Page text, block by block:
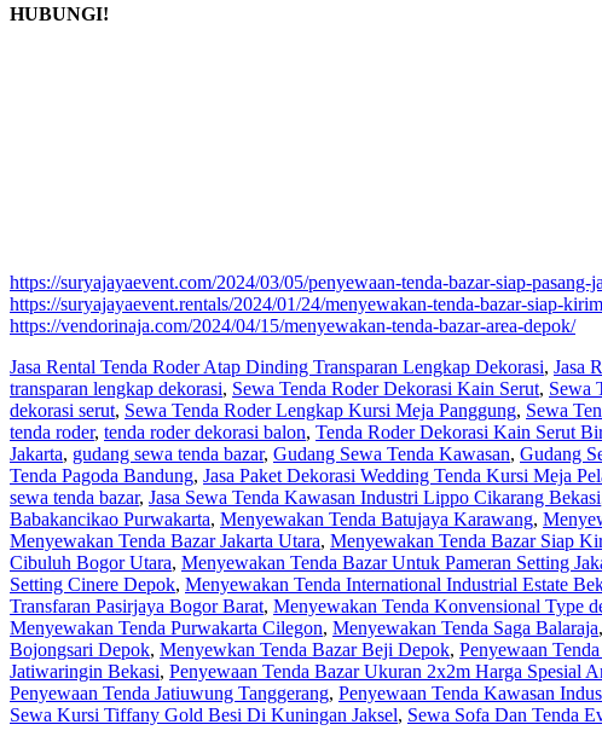
HUBUNGI!
https://suryajayaevent.com/2024/03/05/penyewaan-tenda-bazar-siap-pasang-
https://suryajayaevent.rentals/2024/01/24/menyewakan-tenda-bazar-siap-
https://vendorinaja.com/2024/04/15/menyewakan-tenda-bazar-area-depok/
Jasa Rental Tenda Roder Atap Dinding Transparan Lengkap Dekorasi, Jasa
transparan lengkap dekorasi, Sewa Tenda Roder Dekorasi Kain Serut, Sewa
dekorasi serut, Sewa Tenda Roder Lengkap Kursi Meja Panggung, Sewa
tenda roder, tenda roder dekorasi balon, Tenda Roder Dekorasi Kain Serut
Jakarta, gudang sewa tenda bazar, Gudang Sewa Tenda Kawasan, Gudang
Tenda Pagoda Bandung, Jasa Paket Dekorasi Wedding Tenda Kursi Meja
sewa tenda bazar, Jasa Sewa Tenda Kawasan Industri Lippo Cikarang Bekasi
Babakancikao Purwakarta, Menyewakan Tenda Batujaya Karawang,
Menyewakan Tenda Bazar Jakarta Utara, Menyewakan Tenda Bazar Siap
Cibuluh Bogor Utara, Menyewakan Tenda Bazar Untuk Pameran Setting
Setting Cinere Depok, Menyewakan Tenda International Industrial Estate
Transfaran Pasirjaya Bogor Barat, Menyewakan Tenda Konvensional Type
Menyewakan Tenda Purwakarta Cilegon, Menyewakan Tenda Saga Balaraja,
Bojongsari Depok, Menyewkan Tenda Bazar Beji Depok, Penyewaan
Jatiwaringin Bekasi, Penyewaan Tenda Bazar Ukuran 2x2m Harga Spesial
Penyewaan Tenda Jatiuwung Tanggerang, Penyewaan Tenda Kawasan
Sewa Kursi Tiffany Gold Besi Di Kuningan Jaksel, Sewa Sofa Dan Tenda